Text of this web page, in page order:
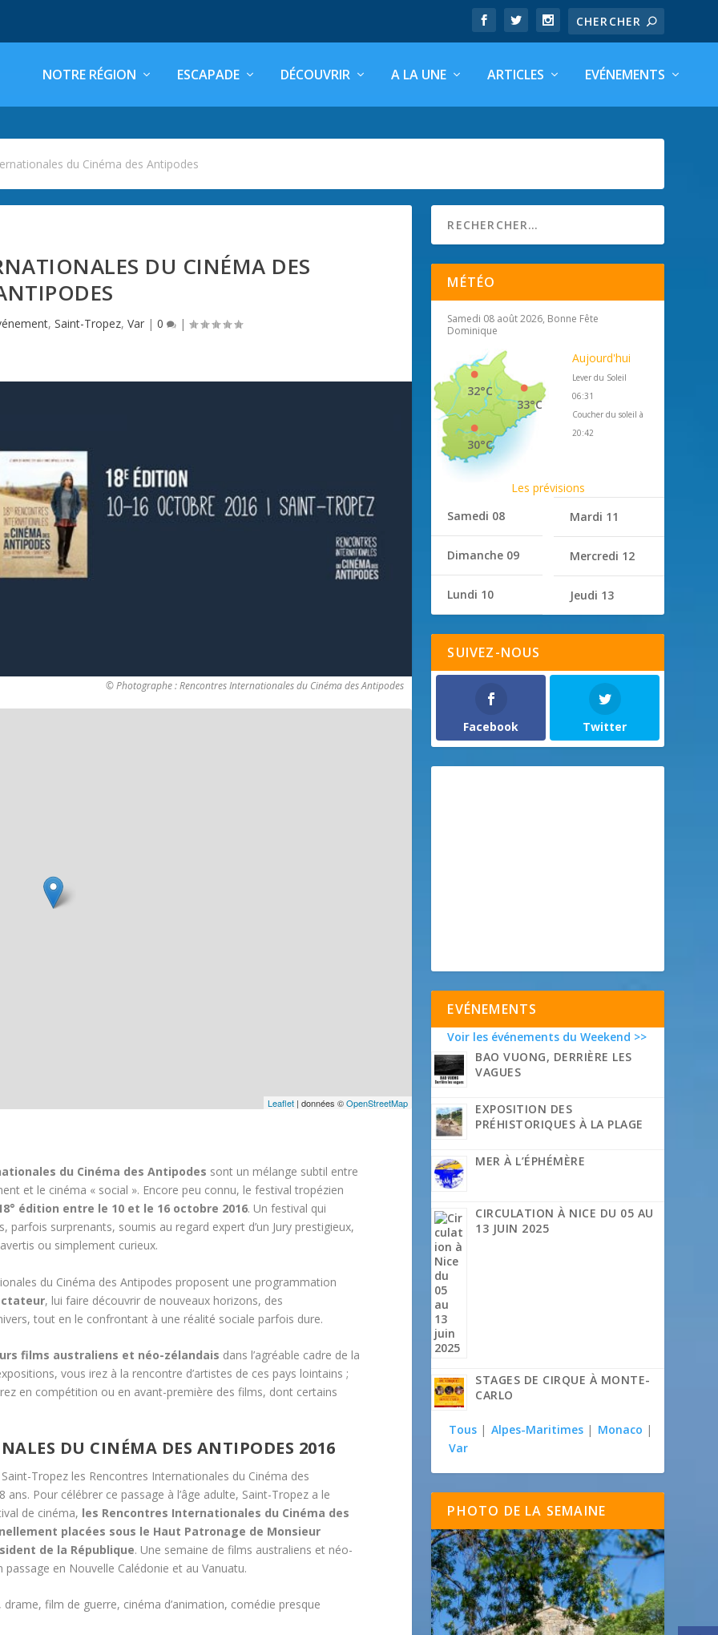
NOTRE RÉGION ESCAPADE DÉCOUVRIR A LA UNE ARTICLES EVÉNEMENTS
du Cinéma des Antipodes
DU CINÉMA DES
, Saint-Tropez, Var| 0 |
© Photographe : Rencontres Internationales du Cinéma des Antipodes
Leaflet | données ©OpenStreetMap
du Cinéma des Antipodes sont un mélange subtil entre
et le cinéma « social ». Encore peu connu, le festival tropézien
édition entre le 10 et le 16 octobre 2016. Un festival qui
parfois surprenants, soumis au regard expert d’un Jury prestigieux,
ou simplement curieux.
du Cinéma des Antipodes proposent une programmation
, lui faire découvrir de nouveaux horizons, des
tout en le confrontant à une réalité sociale parfois dure.
films australiens et néo-zélandais dans l’agréable cadre de la
vous irez à la rencontre d’artistes de ces pays lointains ;
en compétition ou en avant-première des films, dont certains
DU CINÉMA DES ANTIPODES 2016
Tropez les Rencontres Internationales du Cinéma des
Pour célébrer ce passage à l’âge adulte, Saint-Tropez a le
de cinéma, les Rencontres Internationales du Cinéma des
placées sous le Haut Patronage de Monsieur
de la République. Une semaine de films australiens et néo-
passage en Nouvelle Calédonie et au Vanuatu.
film de guerre, cinéma d’animation, comédie presque
MÉTÉO
Samedi 08 août 2026, Bonne Fête
Dominique
33°C
32°C
30°C
Aujourd'hui
Lever du Soleil
06:31
Coucher du soleil à
20:42
Les prévisions
Samedi 08
Dimanche 09
Lundi 10
Mardi 11
Mercredi 12
Jeudi 13
SUIVEZ-NOUS
Facebook Twitter
EVÉNEMENTS
Voir les événements du Weekend >>
BAO VUONG, DERRIÈRE LES
VAGUES
EXPOSITION DES
PRÉHISTORIQUES À LA PLAGE
MER À L’ÉPHÉMÈRE
CIRCULATION À NICE DU 05 AU
13 JUIN 2025
STAGES DE CIRQUE À MONTE-
CARLO
Tous | Alpes-Maritimes | Monaco |
Var
PHOTO DE LA SEMAINE